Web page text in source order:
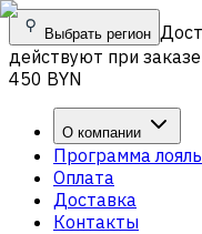
Выбрать регион
действуют при
450 BYN
О компании
Программа
Оплата
Доставка
Контакты